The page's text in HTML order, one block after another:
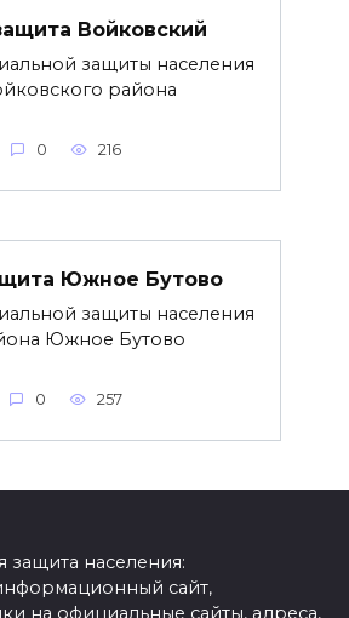
Войковский
защиты населения
района
0 216
Южное Бутово
защиты населения
Южное Бутово
0 257
защита населения:
сайт,
на официальные сайты, адреса,